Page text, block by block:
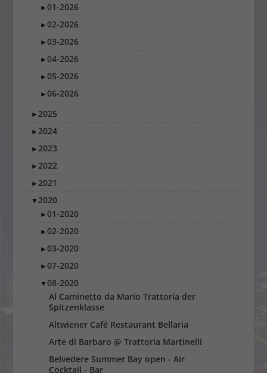
►01-2026
►02-2026
►03-2026
►04-2026
►05-2026
►06-2026
►2025
►2024
►2023
►2022
►2021
▼2020
►01-2020
►02-2020
►03-2020
►07-2020
▼08-2020
Al Caminetto da Mario Trattoria der
Spitzenklasse
Altwiener Café Restaurant Bellaria
Arte di Barbaro @ Trattoria Martinelli
Belvedere Summer Bay open - Air
Cocktail - Bar